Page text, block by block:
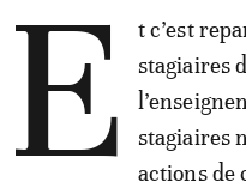
E
t c’est
stagiaires
stagiaires
actions de